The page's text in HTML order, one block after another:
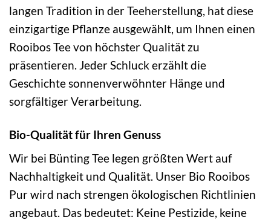
langen Tradition in der Teeherstellung, hat diese
einzigartige Pflanze ausgewählt, um Ihnen einen
Rooibos Tee von höchster Qualität zu
präsentieren. Jeder Schluck erzählt die
Geschichte sonnenverwöhnter Hänge und
sorgfältiger Verarbeitung.
Bio-Qualität für Ihren Genuss
Wir bei Bünting Tee legen größten Wert auf
Nachhaltigkeit und Qualität. Unser Bio Rooibos
Pur wird nach strengen ökologischen Richtlinien
angebaut. Das bedeutet: Keine Pestizide, keine